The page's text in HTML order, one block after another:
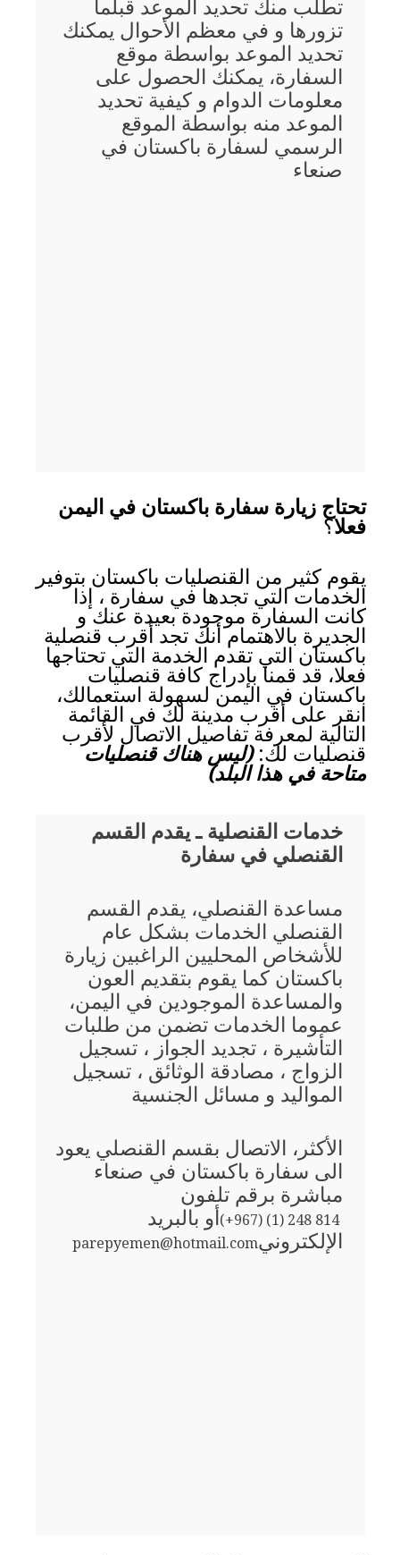
تطلب منك تحديد الموعد قبلما
تزورها و في معظم الأحوال يمكنك
تحديد الموعد بواسطة موقع
السفارة، يمكنك الحصول على
معلومات الدوام و كيفية تحديد
الموعد منه بواسطة الموقع
الرسمي لسفارة باكستان في
صنعاء
تحتاج زيارة سفارة باكستان في اليمن
فعلا؟
يقوم كثير من القنصليات باكستان بتوفير
الخدمات التي تجدها في سفارة ، إذا
كانت السفارة موجودة بعيدة عنك و
الجديرة بالاهتمام أنك تجد أقرب قنصلية
باكستان التي تقدم الخدمة التي تحتاجها
فعلا، قد قمنا بإدراج كافة قنصليات
باكستان في اليمن لسهولة استعمالك،
انقر على أقرب مدينة لك في القائمة
التالية لمعرفة تفاصيل الاتصال لأقرب
قنصليات لك:(ليس هناك قنصليات
متاحة في هذا البلد)
خدمات القنصلية ـ يقدم القسم
القنصلي في سفارة
مساعدة القنصلي، يقدم القسم
القنصلي الخدمات بشكل عام
للأشخاص المحليين الراغبين زيارة
باكستان كما يقوم بتقديم العون
والمساعدة الموجودين في اليمن،
عموما الخدمات تضمن من طلبات
التأشيرة ، تجديد الجواز ، تسجيل
الزواج ، مصادقة الوثائق ، تسجيل
المواليد و مسائل الجنسية
الأكثر، الاتصال بقسم القنصلي يعود
الى سفارة باكستان في صنعاء
مباشرة برقم تلفون
(+967) (1) 248 814أو بالبريد
الإلكترونيparepyemen@hotmail.com